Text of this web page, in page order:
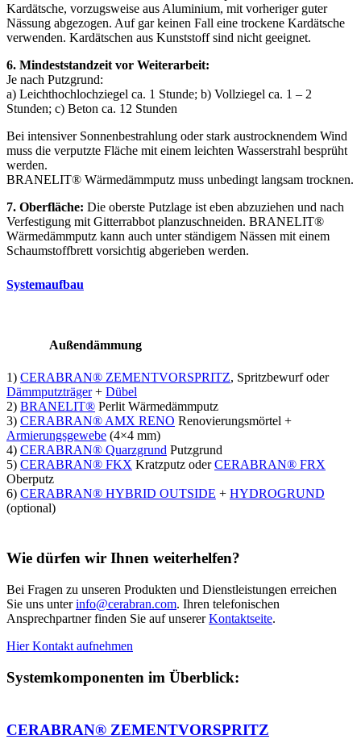
Kardätsche, vorzugsweise aus Aluminium, mit vorheriger guter
Nässung abgezogen. Auf gar keinen Fall eine trockene Kardätsche
verwenden. Kardätschen aus Kunststoff sind nicht geeignet.
6. Mindeststandzeit vor Weiterarbeit:
Je nach Putzgrund:
a) Leichthochlochziegel ca. 1 Stunde; b) Vollziegel ca. 1 – 2
Stunden; c) Beton ca. 12 Stunden
Bei intensiver Sonnenbestrahlung oder stark austrocknendem Wind
muss die verputzte Fläche mit einem leichten Wasserstrahl besprüht
werden.
BRANELIT® Wärmedämmputz muss unbedingt langsam trocknen.
7. Oberfläche: Die oberste Putzlage ist eben abzuziehen und nach
Verfestigung mit Gitterrabbot planzuschneiden. BRANELIT®
Wärmedämmputz kann auch unter ständigem Nässen mit einem
Schaumstoffbrett vorsichtig abgerieben werden.
Systemaufbau
Außendämmung
1) CERABRAN® ZEMENTVORSPRITZ, Spritzbewurf oder
Dämmputzträger+ Dübel
2) BRANELIT® Perlit Wärmedämmputz
3) CERABRAN® AMX RENO Renovierungsmörtel +
Armierungsgewebe (4×4 mm)
4) CERABRAN® Quarzgrund Putzgrund
5) CERABRAN® FKX Kratzputz oderCERABRAN® FRX
Oberputz
6) CERABRAN® HYBRID OUTSIDE + HYDROGRUND
(optional)
Wie dürfen wir Ihnen weiterhelfen?
Bei Fragen zu unseren Produkten und Dienstleistungen erreichen
Sie uns unterinfo@cerabran.com. Ihren telefonischen
Ansprechpartner finden Sie auf unsererKontaktseite.
Hier Kontakt aufnehmen
Systemkomponenten im Überblick:
CERABRAN® ZEMENTVORSPRITZ